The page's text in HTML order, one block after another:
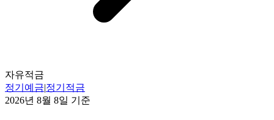
자유적금
정기예금|정기적금
2026년 8월 8일 기준